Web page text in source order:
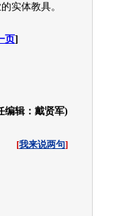
实体教具。
页]
编辑：戴贤军)
[我来说两句]